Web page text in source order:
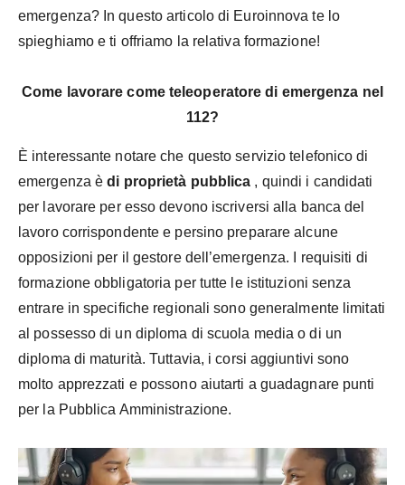
emergenza? In questo articolo di Euroinnova te lo
spieghiamo e ti offriamo la relativa formazione!
Come lavorare come teleoperatore di emergenza nel
112?
È interessante notare che questo servizio telefonico di
emergenza èdi proprietà pubblica , quindi i candidati
per lavorare per esso devono iscriversi alla banca del
lavoro corrispondente e persino preparare alcune
opposizioni per il gestore dell’emergenza. I requisiti di
formazione obbligatoria per tutte le istituzioni senza
entrare in specifiche regionali sono generalmente limitati
al possesso di un diploma di scuola media o di un
diploma di maturità. Tuttavia, i corsi aggiuntivi sono
molto apprezzati e possono aiutarti a guadagnare punti
per la Pubblica Amministrazione.